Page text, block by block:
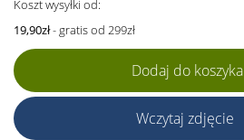
Koszt wysyłki od:
19,90zł- gratis od 299zł
Dodaj do koszyka
Wczytaj zdjęcie